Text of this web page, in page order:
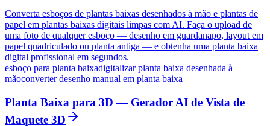
Converta esboços de plantas baixas desenhados à mão e plantas de
papel em plantas baixas digitais limpas com AI. Faça o upload de
uma foto de qualquer esboço — desenho em guardanapo, layout em
papel quadriculado ou planta antiga — e obtenha uma planta baixa
digital profissional em segundos.
esboço para planta baixadigitalizar planta baixa desenhada à
mãoconverter desenho manual em planta baixa
Planta Baixa para 3D — Gerador AI de Vista de
Maquete 3D